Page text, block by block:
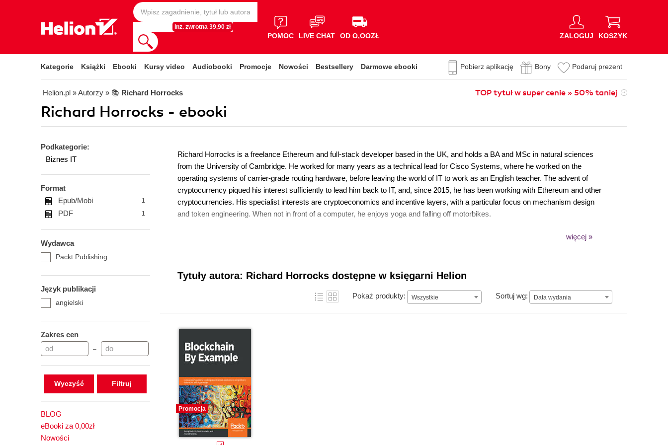
Inż. zwrotna 39,90 zł
POMOC LIVE CHAT OD O,OOZŁ ZALOGUJ KOSZYK
Kategorie Książki Ebooki Kursy video Audiobooki Promocje Nowości Bestsellery Darmowe ebooki Pobierz aplikację Bony Podaruj prezent
Helion.pl » Autorzy » 📚 Richard Horrocks TOP tytuł w super cenie » 50% taniej
Richard Horrocks - ebooki
Podkategorie:
Biznes IT
Format
Epub/Mobi
1
PDF 1
Wydawca
Packt Publishing
Język publikacji
angielski
Zakres cen
–
Wyczyść
BLOG
eBooki za 0,00zł
Nowości
Richard Horrocks is a freelance Ethereum and full-stack developer based in the UK, and holds a BA and MSc in natural sciences
from the University of Cambridge. He worked for many years as a technical lead for Cisco Systems, where he worked on the
operating systems of carrier-grade routing hardware, before leaving the world of IT to work as an English teacher. The advent of
cryptocurrency piqued his interest sufficiently to lead him back to IT, and, since 2015, he has been working with Ethereum and other
cryptocurrencies. His specialist interests are cryptoeconomics and incentive layers, with a particular focus on mechanism design
and token engineering. When not in front of a computer, he enjoys yoga and falling off motorbikes.
więcej »
Tytuły autora: Richard Horrocks dostępne w księgarni Helion
Pokaż produkty: Wszystkie Sortuj wg: Data wydania
Data wydania
Promocja